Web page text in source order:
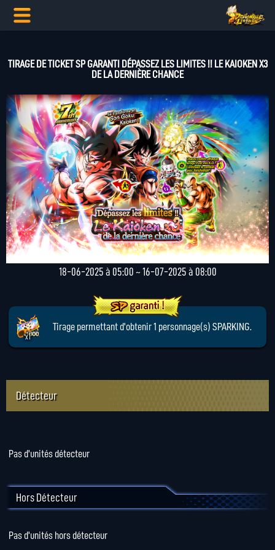
TIRAGE DE TICKET SP GARANTI DÉPASSEZ LES LIMITES !! LE KAIOKEN X3
DE LA DERNIÈRE CHANCE
18-06-2025 à 05:00 ~ 16-07-2025 à 08:00
x1
Tirage permettant d'obtenir 1 personnage(s) SPARKING.
Détecteur
Pas d'unités détecteur
Hors Détecteur
Pas d'unités hors détecteur